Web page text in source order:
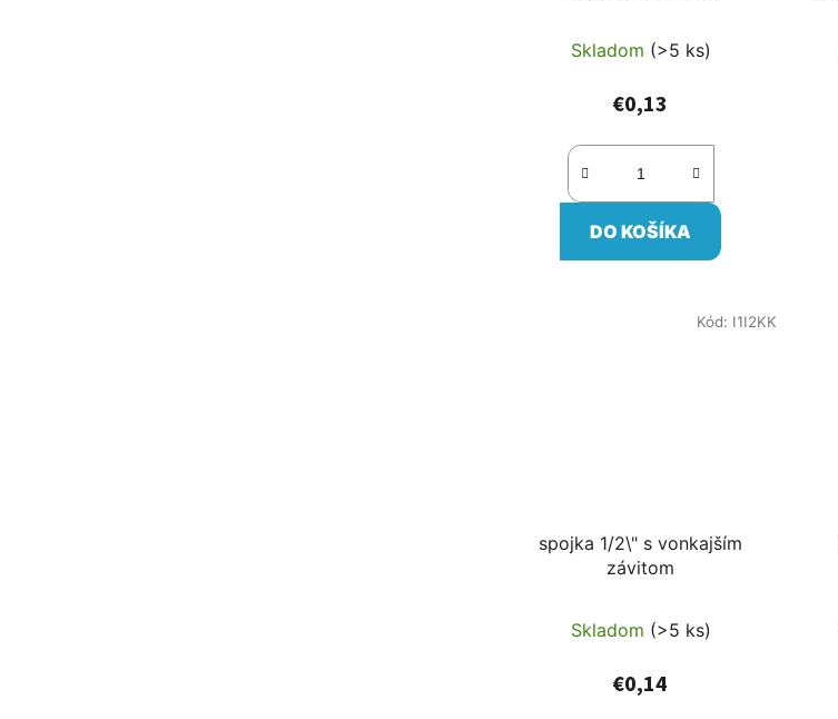
Skladom (>5 ks)
€0,13
DO KOŠÍKA
spojka 1/2\" s vonkajším
závitom
Skladom (>5 ks)
€0,14
Kód: I1I2KK